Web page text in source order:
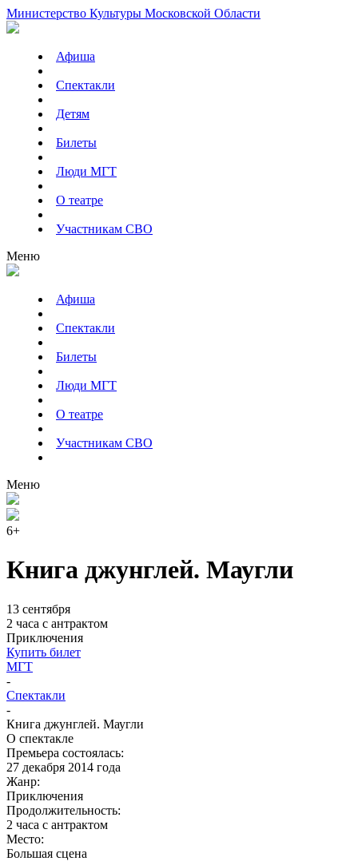
Министерство Культуры Московской Области
Афиша
Спектакли
Детям
Билеты
Люди МГТ
О театре
Участникам СВО
Меню
Афиша
Спектакли
Билеты
Люди МГТ
О театре
Участникам СВО
Меню
6+
Книга джунглей. Маугли
13 сентября
2 часа с антрактом
Приключения
Купить билет
МГТ
-
Спектакли
-
Книга джунглей. Маугли
О спектакле
Премьера состоялась:
27 декабря 2014 года
Жанр:
Приключения
Продолжительность:
2 часа с антрактом
Место:
Большая сцена